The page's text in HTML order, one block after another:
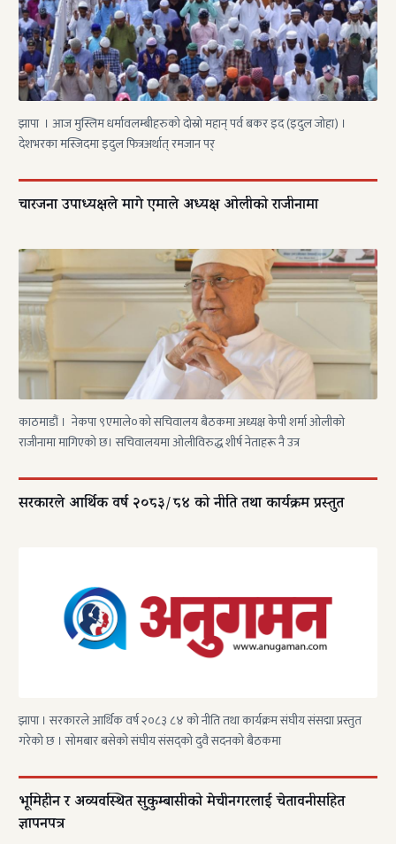
झापा । आज मुस्लिम धर्मावलम्बीहरुको दोस्रो महान् पर्व बकर इद (इदुल जोहा) ।
देशभरका मस्जिदमा इदुल फित्रअर्थात् रमजान पर्
चारजना उपाध्यक्षले मागे एमाले अध्यक्ष ओलीको राजीनामा
काठमाडौं । नेकपा ९एमाले०को सचिवालय बैठकमा अध्यक्ष केपी शर्मा ओलीको
राजीनामा मागिएको छ। सचिवालयमा ओलीविरुद्ध शीर्ष नेताहरू नै उत्र
सरकारले आर्थिक वर्ष २०८३/८४ को नीति तथा कार्यक्रम प्रस्तुत
झापा । सरकारले आर्थिक वर्ष २०८३ ८४ को नीति तथा कार्यक्रम संघीय संसद्मा प्रस्तुत
गरेको छ । सोमबार बसेको संघीय संसद्को दुवै सदनको बैठकमा
भूमिहीन र अव्यवस्थित सुकुम्बासीको मेचीनगरलाई चेतावनीसहित
ज्ञापनपत्र